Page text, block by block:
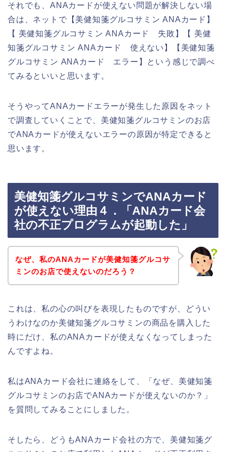
それでも、ANAカードが使えない問題が解決しない場
合は、ネットで【美健知箋グルコサミン ANAカード】
【 美健知箋グルコサミン ANAカード 失敗】【 美健
知箋グルコサミン ANAカード 使えない】【美健知箋
グルコサミン ANAカード エラー】という感じで調べ
てみるといいと思います。
そうやってANAカードエラーが発生した原因をネット
で調査していくことで、美健知箋グルコサミンのお店
でANAカードが使えないエラーの原因が特定できると
思います。
美健知箋グルコサミンでANAカード
が使えない理由４．「ANAカード会
社の不正プログラムが起動した」
なぜ、私のANAカードが美健知箋グルコサ
ミンのお店で使えないのだろう？
これは、私の心の叫びを表現したものですが、どうい
うわけなのか美健知箋グルコサミンの商品を購入した
時にだけ、私のANAカードが使えなくなってしまった
んですよね。
私はANAカード会社に連絡をして、「なぜ、美健知箋
グルコサミンのお店でANAカードが使えないのか？」
を質問してみることにしました。
そしたら、どうもANAカード会社の方で、美健知箋グ